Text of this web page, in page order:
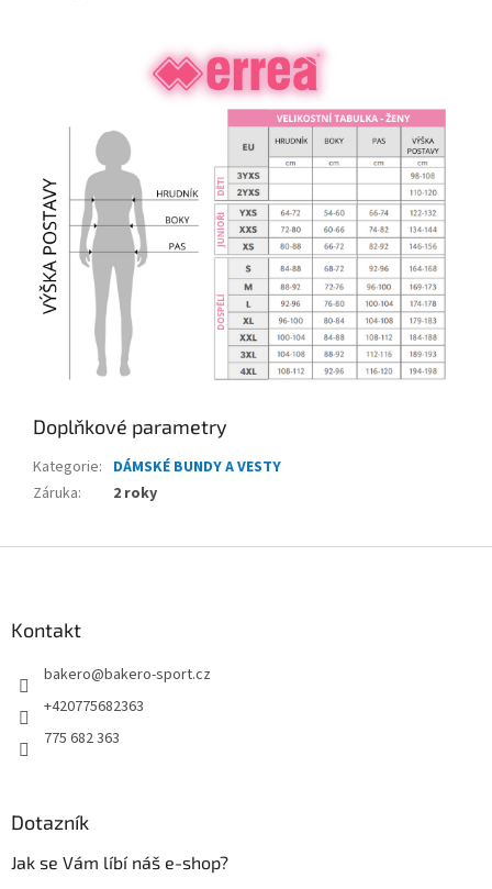
Doplňkové parametry
Kategorie: DÁMSKÉ BUNDY A VESTY
Záruka: 2 roky
Kontakt
bakero@bakero-sport.cz
+420775682363
775 682 363
Dotazník
Jak se Vám líbí náš e-shop?